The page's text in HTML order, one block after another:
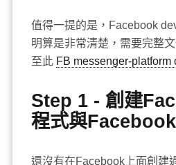
值得一提的是，Facebook
明算是非常清楚，需要完整
至此 FB messenger-platform
Step 1 - 創建
程式與
還沒有在Facebook上面創建